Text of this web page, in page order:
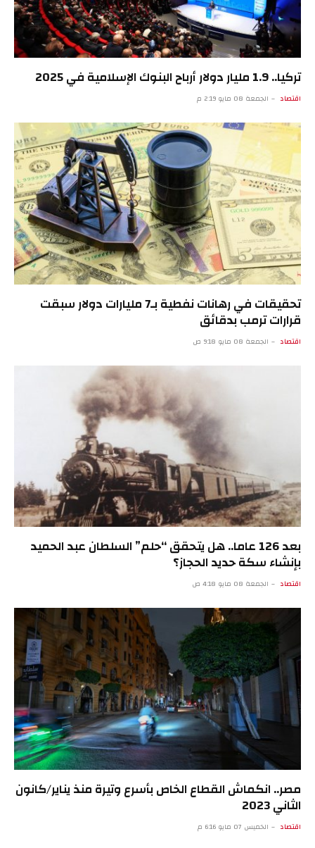
تركيا.. 1.9 مليار دولار أرباح البنوك الإسلامية في 2025
اقتصاد الجمعة 08 مايو 2:19 م
تحقيقات في رهانات نفطية بـ7 مليارات دولار سبقت
قرارات ترمب بدقائق
اقتصاد الجمعة 08 مايو 9:18 ص
بعد 126 عاما.. هل يتحقق “حلم” السلطان عبد الحميد
بإنشاء سكة حديد الحجاز؟
اقتصاد الجمعة 08 مايو 4:18 ص
مصر.. انكماش القطاع الخاص بأسرع وتيرة منذ يناير/كانون
الثاني 2023
اقتصاد الخميس 07 مايو 6:16 م